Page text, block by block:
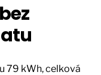
79 kWh, celková